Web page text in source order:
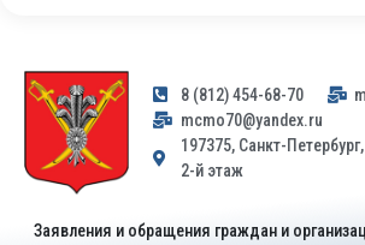
8 (812) 454-68-70
mcmo70@yandex.ru
197375, Санкт-
2-й этаж
Заявления и обращения граждан и